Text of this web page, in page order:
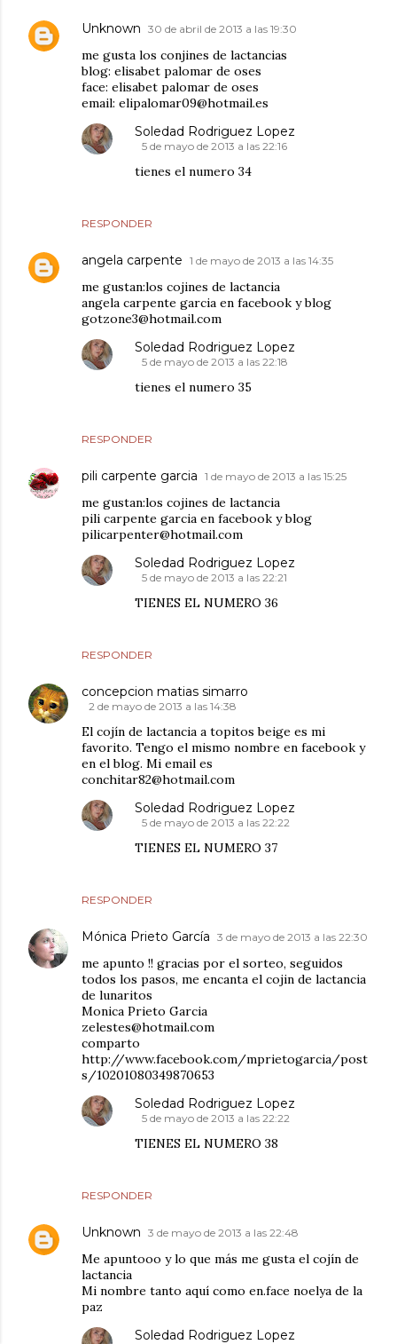
Unknown 30 de abril de 2013 a las 19:30
me gusta los conjines de lactancias
blog: elisabet palomar de oses
face: elisabet palomar de oses
email: elipalomar09@hotmail.es
RESPONDER
Soledad Rodriguez Lopez
5 de mayo de 2013 a las 22:16
tienes el numero 34
angela carpente 1 de mayo de 2013 a las 14:35
me gustan:los cojines de lactancia
angela carpente garcia en facebook y blog
gotzone3@hotmail.com
RESPONDER
Soledad Rodriguez Lopez
5 de mayo de 2013 a las 22:18
tienes el numero 35
pili carpente garcia 1 de mayo de 2013 a las 15:25
me gustan:los cojines de lactancia
pili carpente garcia en facebook y blog
pilicarpenter@hotmail.com
RESPONDER
Soledad Rodriguez Lopez
5 de mayo de 2013 a las 22:21
TIENES EL NUMERO 36
concepcion matias simarro
2 de mayo de 2013 a las 14:38
El cojín de lactancia a topitos beige es mi
favorito. Tengo el mismo nombre en facebook y
en el blog. Mi email es
conchitar82@hotmail.com
RESPONDER
Soledad Rodriguez Lopez
5 de mayo de 2013 a las 22:22
TIENES EL NUMERO 37
Mónica Prieto García 3 de mayo de 2013 a las 22:30
me apunto !! gracias por el sorteo, seguidos
todos los pasos, me encanta el cojin de lactancia
de lunaritos
Monica Prieto Garcia
zelestes@hotmail.com
comparto
http://www.facebook.com/mprietogarcia/post
s/10201080349870653
RESPONDER
Soledad Rodriguez Lopez
5 de mayo de 2013 a las 22:22
TIENES EL NUMERO 38
Unknown 3 de mayo de 2013 a las 22:48
Me apuntooo y lo que más me gusta el cojín de
lactancia
Mi nombre tanto aquí como en.face noelya de la
paz
Soledad Rodriguez Lopez